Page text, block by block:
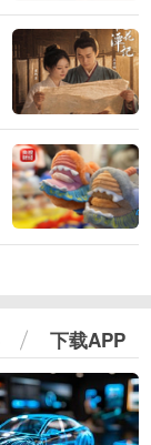
下载APP